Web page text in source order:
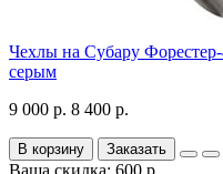
Чехлы на Субару
серым
9 000 р. 8 400 р.
В корзину Заказать
Ваша скидка: 600 р.